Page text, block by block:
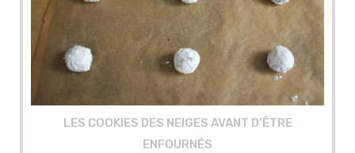
LES COOKIES DES NEIGES AVANT D’ÊTRE
ENFOURNÉS